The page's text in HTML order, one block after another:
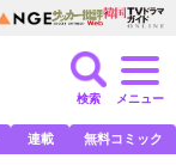
検索 メニュー
連載 無料コミック